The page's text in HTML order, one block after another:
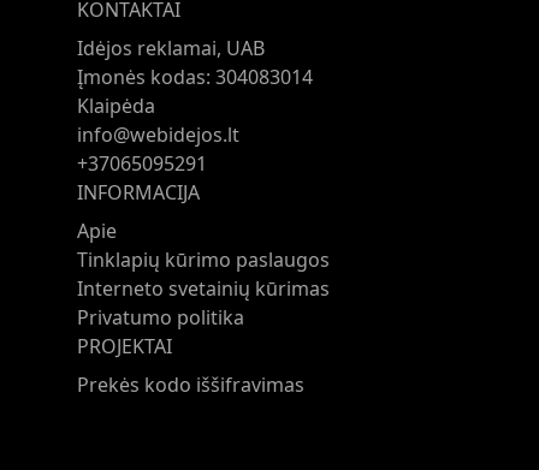
KONTAKTAI
Idėjos reklamai, UAB
Įmonės kodas: 304083014
Klaipėda
info@webidejos.lt
+37065095291
INFORMACIJA
Apie
Tinklapių kūrimo paslaugos
Interneto svetainių kūrimas
Privatumo politika
PROJEKTAI
Prekės kodo iššifravimas